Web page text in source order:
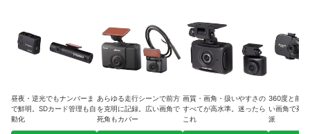
昼夜・逆光でもナンバーま
で鮮明。SDカード管理も自
動化
あらゆる走行シーンで前方
を克明に記録。広い画角で
死角もカバー
画質・画角・扱いやすさの
すべてが高水準。迷ったら
これ
360度と前
い画角で死
派